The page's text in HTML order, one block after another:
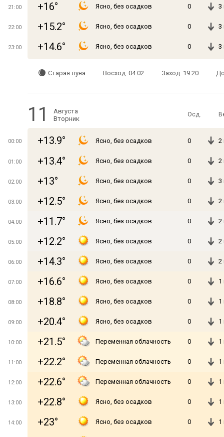
21:00 +16° Ясно, без осадков 0 3
22:00 +15.2° Ясно, без осадков 0 3
23:00 +14.6° Ясно, без осадков 0 3
Старая луна Восход: 04:02 Заход: 19:20
11
Августа
Вторник
Осд.
00:00 +13.9° Ясно, без осадков 0 2
01:00 +13.4° Ясно, без осадков 0 2
02:00 +13° Ясно, без осадков 0 3
03:00 +12.5° Ясно, без осадков 0 2
04:00 +11.7° Ясно, без осадков 0 2
05:00 +12.2° Ясно, без осадков 0 2
06:00 +14.3° Ясно, без осадков 0 2
07:00 +16.6° Ясно, без осадков 0 1
08:00 +18.8° Ясно, без осадков 0 1
09:00 +20.4° Ясно, без осадков 0 1
10:00 +21.5° Переменная облачность 0 1
11:00 +22.2° Переменная облачность 0 1
12:00 +22.6° Переменная облачность 0 1
13:00 +22.8° Ясно, без осадков 0 1
14:00 +23° Ясно, без осадков 0 1